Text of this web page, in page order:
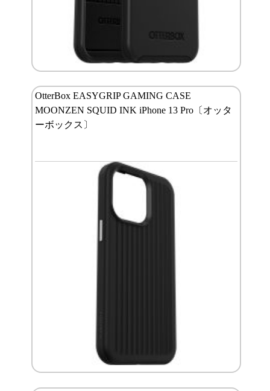
OtterBox EASYGRIP GAMING CASE
MOONZEN SQUID INK iPhone 13 Pro〔オッタ
ーボックス〕